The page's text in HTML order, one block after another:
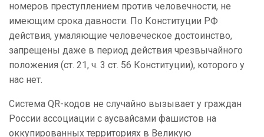
номеров преступлением против человечности, не
имеющим срока давности. По Конституции РФ
действия, умаляющие человеческое достоинство,
запрещены даже в период действия чрезвычайного
положения (ст. 21, ч. 3 ст. 56 Конституции), которого у
нас нет.
Система QR-кодов не случайно вызывает у граждан
России ассоциации с аусвайсами фашистов на
оккупированных территориях в Великую